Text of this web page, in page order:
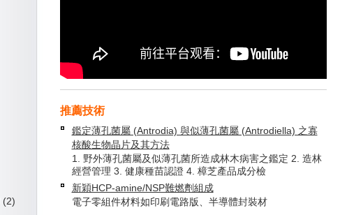
(2)
推薦技術
鑑定薄孔菌屬 (Antrodia) 與似薄孔菌屬 (Antrodiella) 之寡
核酸生物晶片及其方法
1. 野外薄孔菌屬及似薄孔菌所造成林木病害之鑑定 2. 造林
經營管理 3. 健康種苗認證 4. 樟芝產品成分檢
新穎HCP-amine/NSP難燃劑組成
電子零組件材料如印刷電路版、半導體封裝材